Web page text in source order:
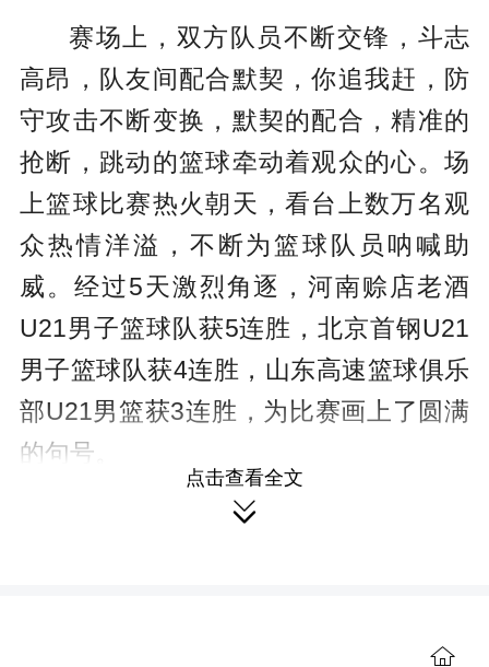
赛场上，双方队员不断交锋，斗志
高昂，队友间配合默契，你追我赶，防
守攻击不断变换，默契的配合，精准的
抢断，跳动的篮球牵动着观众的心。场
上篮球比赛热火朝天，看台上数万名观
众热情洋溢，不断为篮球队员呐喊助
威。经过5天激烈角逐，河南赊店老酒
U21男子篮球队获5连胜，北京首钢U21
男子篮球队获4连胜，山东高速篮球俱乐
部U21男篮获3连胜，为比赛画上了圆满
的句号。
点击查看全文
